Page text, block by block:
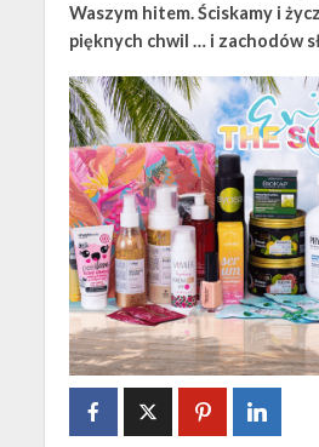
Waszym hitem. Ściskamy i
pięknych chwil … i zachodów